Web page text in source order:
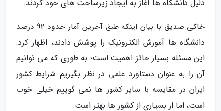
دلیل دانشگاه ها آغاز به ایجاد زیرساخت های خود کردند.
خاکی صدیق با بیان اینکه طبق آخرین آمار حدود 92 درصد
دانشگاه ها آموزش الکترونیک را پوشش دادند، اظهار کرد:
این مسئله بسیار حائز اهمیت است؛ به طوری که می توانیم
آن را به عنوان دستاورد علمی در نظر بگیریم شرایط کشور
ایران در مقایسه با سایر کشور ها نمی گوییم خیلی خوب
است، اما از بسیاری از کشور ها بهتر است.